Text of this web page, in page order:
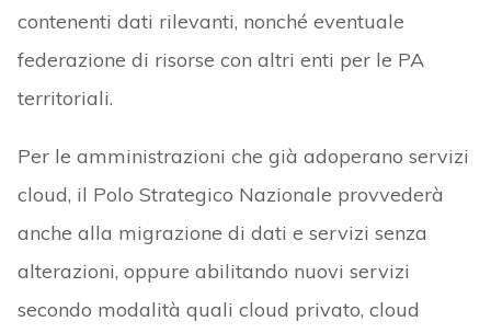
contenenti dati rilevanti, nonché eventuale
federazione di risorse con altri enti per le PA
territoriali.
Per le amministrazioni che già adoperano servizi
cloud, il Polo Strategico Nazionale provvederà
anche alla migrazione di dati e servizi senza
alterazioni, oppure abilitando nuovi servizi
secondo modalità quali cloud privato, cloud